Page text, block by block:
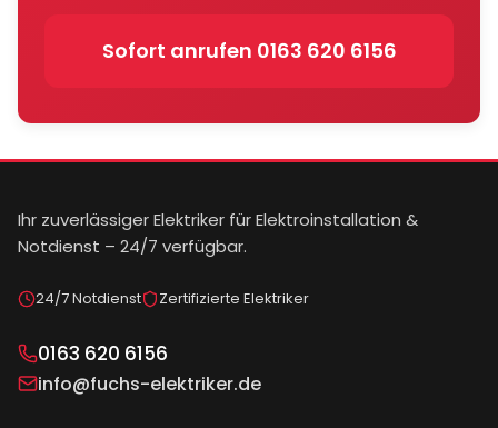
Sofort anrufen 0163 620 6156
Ihr zuverlässiger Elektriker für Elektroinstallation &
Notdienst – 24/7 verfügbar.
24/7 Notdienst Zertifizierte Elektriker
0163 620 6156
info@fuchs-elektriker.de